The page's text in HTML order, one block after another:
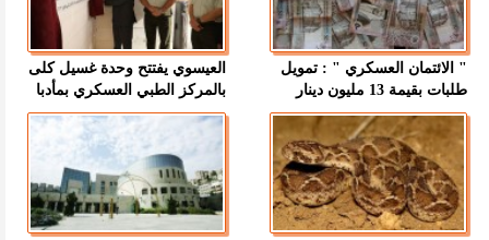
" الائتمان العسكري " : تمويل
طلبات بقيمة 13 مليون دينار
العيسوي يفتتح وحدة غسيل كلى
بالمركز الطبي العسكري بمأدبا